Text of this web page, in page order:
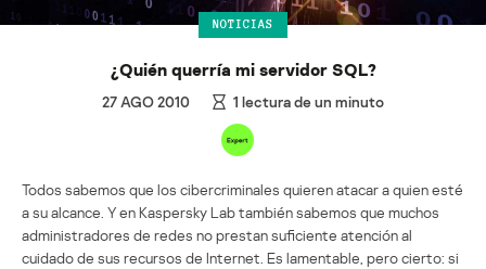
NOTICIAS
¿Quién querría mi servidor SQL?
27 AGO 2010 1 lectura de un minuto
Todos sabemos que los cibercriminales quieren atacar a quien esté
a su alcance. Y en Kaspersky Lab también sabemos que muchos
administradores de redes no prestan suficiente atención al
cuidado de sus recursos de Internet. Es lamentable, pero cierto: si